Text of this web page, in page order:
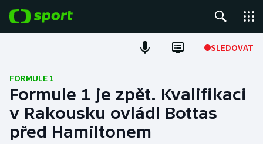
SLEDOVAT
Fotbal
Hokej
Tenis
FORMULE 1
Formule 1 je zpět. Kvalifikaci
v Rakousku ovládl Bottas
před Hamiltonem